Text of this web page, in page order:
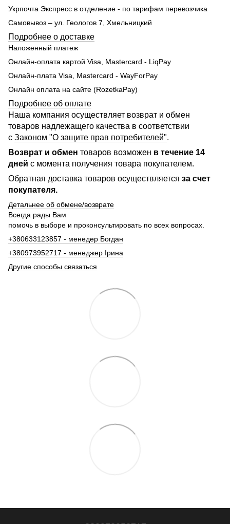
Укрпочта Экспресс в отделение - по тарифам перевозчика
Самовывоз – ул. Геологов 7, Хмельницкий
Подробнее о доставке
Наложенный платеж
Онлайн-оплата картой Visa, Mastercard - LiqPay
Онлайн-плата Visa, Mastercard - WayForPay
Онлайн оплата на сайте (RozetkaPay)
Подробнее об оплате
Наша компания осуществляет возврат и обмен
товаров надлежащего качества в соответствии
с Законом "О защите прав потребителей".
Возврат и обмен товаров возможен в течение 14
дней с момента получения товара покупателем.
Обратная доставка товаров осуществляется за счет
покупателя.
Детальнее об обмене/возврате
Всегда рады Вам
помочь в выборе и проконсультировать по всех вопросах.
+380633123857 - менедер Богдан
+380973952717 - менеджер Ірина
Другие способы связаться